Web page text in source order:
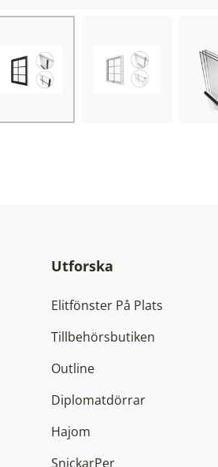
Utforska
Elitfönster På Plats
Tillbehörsbutiken
Outline
Diplomatdörrar
Hajom
SnickarPer